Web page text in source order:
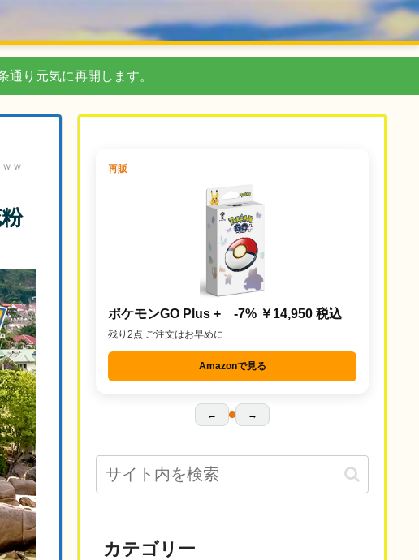
通り元気に再開します。
ｗ 再販
ポケモンGO Plus + -7% ￥14,950 税込
残り2点 ご注文はお早めに
Amazonで見る
← →
カテゴリー